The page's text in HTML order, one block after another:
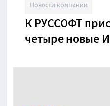
Новости компании
К РУССОФТ
четыре новые